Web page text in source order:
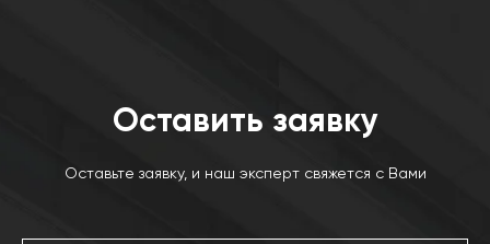
Оставить заявку
Оставьте заявку, и наш эксперт свяжется с Вами